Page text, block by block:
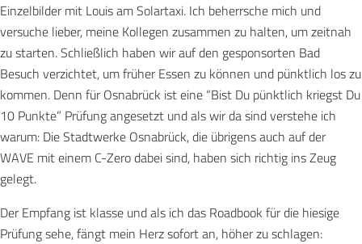
Einzelbilder mit Louis am Solartaxi. Ich beherrsche mich und
versuche lieber, meine Kollegen zusammen zu halten, um zeitnah
zu starten. Schließlich haben wir auf den gesponsorten Bad
Besuch verzichtet, um früher Essen zu können und pünktlich los zu
kommen. Denn für Osnabrück ist eine “Bist Du pünktlich kriegst Du
10 Punkte” Prüfung angesetzt und als wir da sind verstehe ich
warum: Die Stadtwerke Osnabrück, die übrigens auch auf der
WAVE mit einem C-Zero dabei sind, haben sich richtig ins Zeug
gelegt.
Der Empfang ist klasse und als ich das Roadbook für die hiesige
Prüfung sehe, fängt mein Herz sofort an, höher zu schlagen: